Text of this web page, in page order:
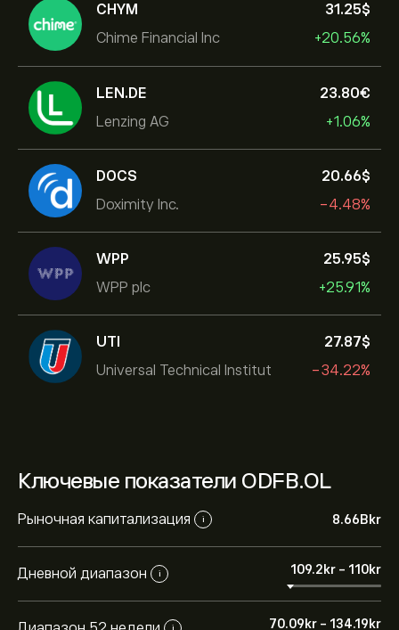
CHYM
Chime Financial Inc
31.25‎$‎
+20.56%
LEN.DE
Lenzing AG
23.80‎€‎
+1.06%
DOCS
Doximity Inc.
20.66‎$‎
-4.48%
WPP
WPP plc
25.95‎$‎
+25.91%
UTI
Universal Technical Institut
27.87‎$‎
-34.22%
Ключевые показатели ODFB.OL
Рыночная капитализация i 8.66B‎kr‎
Дневной диапазон i 109.2‎kr‎ - 110‎kr‎
i 70.09‎kr‎ - 134.19‎kr‎